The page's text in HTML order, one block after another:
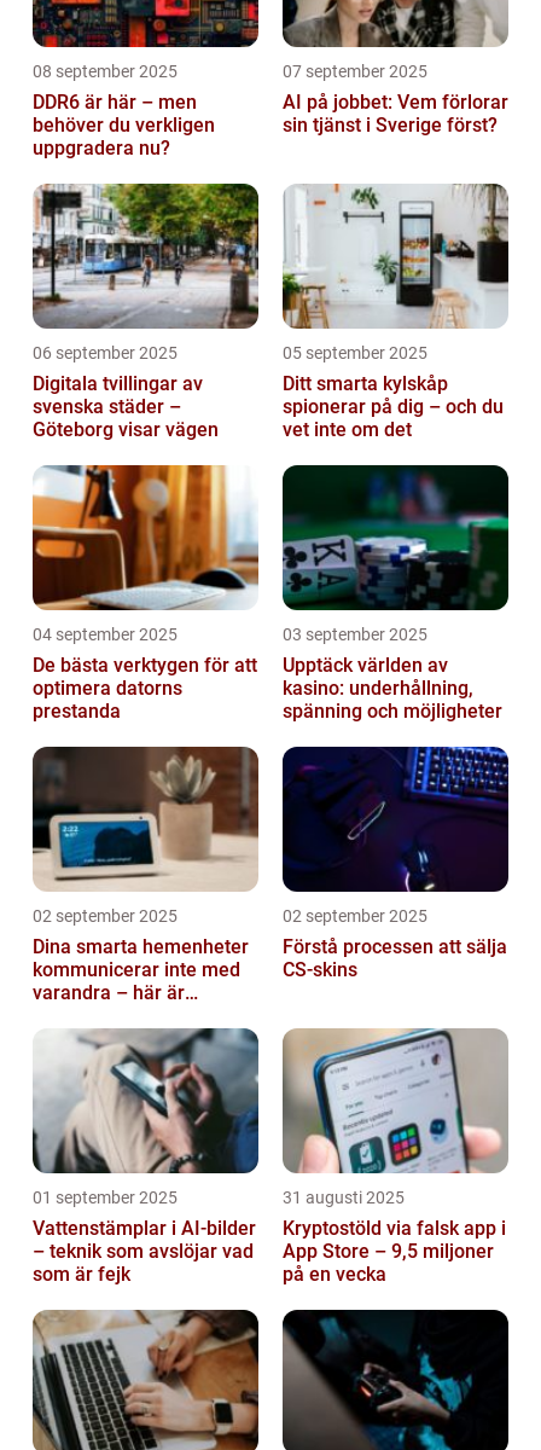
08 september 2025
DDR6 är här – men
behöver du verkligen
uppgradera nu?
07 september 2025
AI på jobbet: Vem förlorar
sin tjänst i Sverige först?
06 september 2025
Digitala tvillingar av
svenska städer –
Göteborg visar vägen
05 september 2025
Ditt smarta kylskåp
spionerar på dig – och du
vet inte om det
04 september 2025
De bästa verktygen för att
optimera datorns
prestanda
03 september 2025
Upptäck världen av
kasino: underhållning,
spänning och möjligheter
02 september 2025
Dina smarta hemenheter
kommunicerar inte med
varandra – här är
02 september 2025
Förstå processen att sälja
CS-skins
01 september 2025
Vattenstämplar i AI-bilder
– teknik som avslöjar vad
som är fejk
31 augusti 2025
Kryptostöld via falsk app i
App Store – 9,5 miljoner
på en vecka